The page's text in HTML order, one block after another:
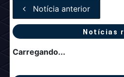
Notícia anterior
Notícias
Carregando...